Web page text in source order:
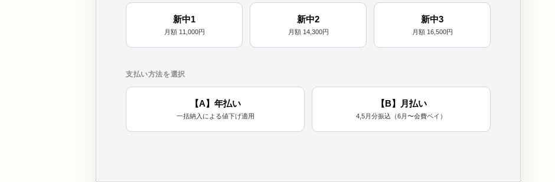
新中1
月額 11,000円
新中2
月額 14,300円
新中3
月額 16,500円
支払い方法を選択
【A】年払い
一括納入による値下げ適用
【B】月払い
4,5月分振込（6月〜会費ペイ）